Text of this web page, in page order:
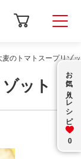
麦のトマトスープリゾ
ット お気に入り
レシピ
0